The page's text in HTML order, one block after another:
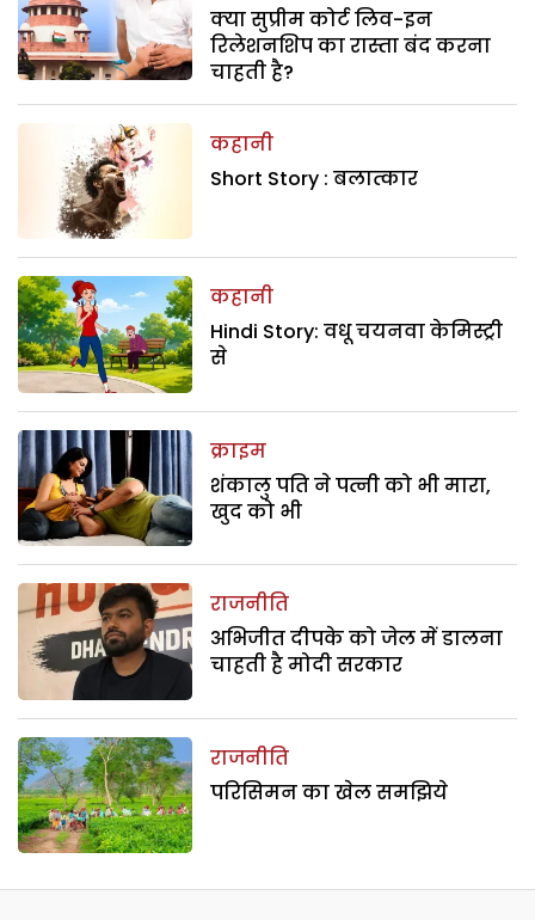
क्या सुप्रीम कोर्ट लिव-इन
रिलेशनशिप का रास्ता बंद करना
चाहती है?
कहानी
Short Story : बलात्कार
कहानी
Hindi Story: वधू चयनवा केमिस्ट्री
से
क्राइम
शंकालु पति ने पत्नी को भी मारा,
खुद को भी
राजनीति
अभिजीत दीपके को जेल में डालना
चाहती है मोदी सरकार
राजनीति
परिसिमन का खेल समझिये